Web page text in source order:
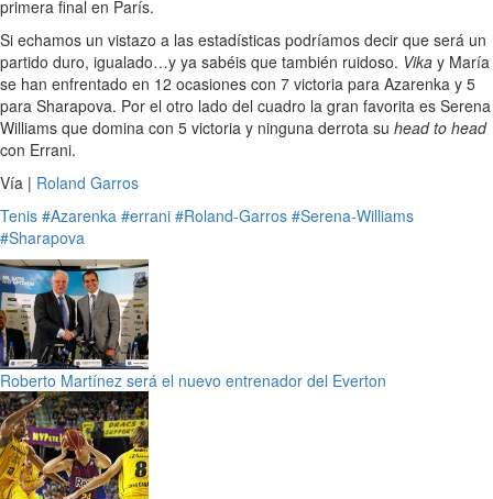
primera final en París.
Si echamos un vistazo a las estadísticas podríamos decir que será un
partido duro, igualado…y ya sabéis que también ruidoso. Vika y María
se han enfrentado en 12 ocasiones con 7 victoria para Azarenka y 5
para Sharapova. Por el otro lado del cuadro la gran favorita es Serena
Williams que domina con 5 victoria y ninguna derrota su head to head
con Errani.
Vía | Roland Garros
Tenis #Azarenka #errani #Roland-Garros #Serena-Williams
#Sharapova
Roberto Martínez será el nuevo entrenador del Everton